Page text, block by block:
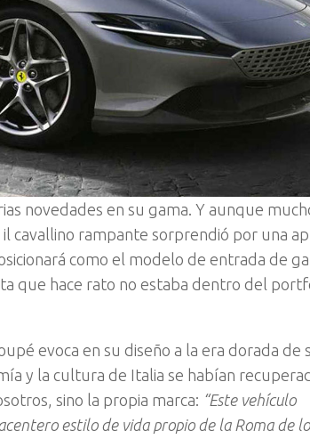
novedades en su gama. Y aunque
cavallino rampante sorprendió por una
como el modelo de entrada de
que hace rato no estaba dentro del
evoca en su diseño a la era dorada de
y la cultura de Italia se habían
sino la propia marca: “Este vehículo
estilo de vida propio de la Roma de